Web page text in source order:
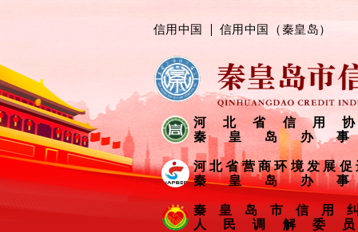
信用中国 信用中国（秦皇岛）
河北省信用
秦皇岛办事
河北省营商环境发展促
秦皇岛办事
秦皇岛市信用
人民调解委